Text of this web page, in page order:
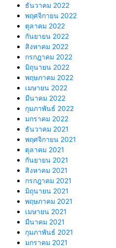
ธันวาคม 2022
พฤศจิกายน 2022
ตุลาคม 2022
กันยายน 2022
สิงหาคม 2022
กรกฎาคม 2022
มิถุนายน 2022
พฤษภาคม 2022
เมษายน 2022
มีนาคม 2022
กุมภาพันธ์ 2022
มกราคม 2022
ธันวาคม 2021
พฤศจิกายน 2021
ตุลาคม 2021
กันยายน 2021
สิงหาคม 2021
กรกฎาคม 2021
มิถุนายน 2021
พฤษภาคม 2021
เมษายน 2021
มีนาคม 2021
กุมภาพันธ์ 2021
มกราคม 2021